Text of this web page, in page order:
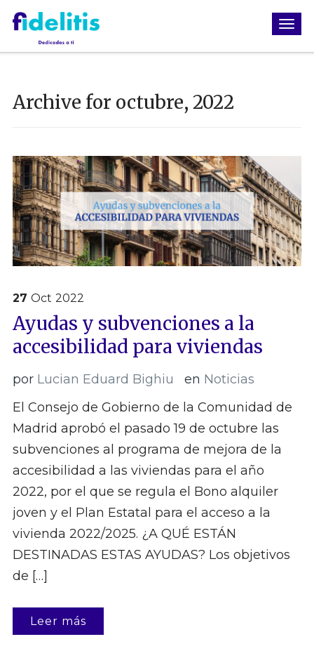
Archive for octubre, 2022
27 Oct 2022
Ayudas y subvenciones a la
accesibilidad para viviendas
por Lucian Eduard Bighiu en Noticias
El Consejo de Gobierno de la Comunidad de
Madrid aprobó el pasado 19 de octubre las
subvenciones al programa de mejora de la
accesibilidad a las viviendas para el año
2022, por el que se regula el Bono alquiler
joven y el Plan Estatal para el acceso a la
vivienda 2022/2025. ¿A QUÉ ESTÁN
DESTINADAS ESTAS AYUDAS? Los objetivos
de […]
Leer más